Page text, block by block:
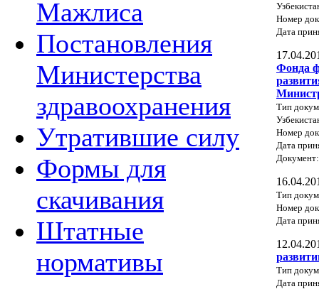
Мажлиса
Постановления
Министерства
здравоохранения
Утратившие силу
Формы для
скачивания
Штатные
нормативы
Номер
Дата
Фонда
Тип
Номер
Дата
Тип
Номер
Дата
Тип
Дата